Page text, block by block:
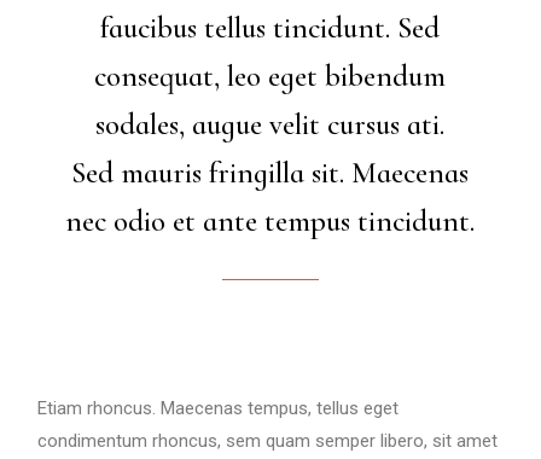
faucibus tellus tincidunt. Sed
consequat, leo eget bibendum
sodales, augue velit cursus ati.
Sed mauris fringilla sit. Maecenas
nec odio et ante tempus tincidunt.
Etiam rhoncus. Maecenas tempus, tellus eget
condimentum rhoncus, sem quam semper libero, sit amet